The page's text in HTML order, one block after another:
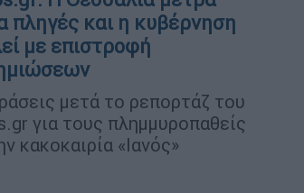
πληγές και η κυβέρνηση
με επιστροφή
μετά το ρεπορτάζ του
για τους πλημμυροπαθείς
κακοκαιρία «Ιανός»